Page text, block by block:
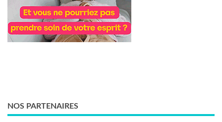
NOS PARTENAIRES